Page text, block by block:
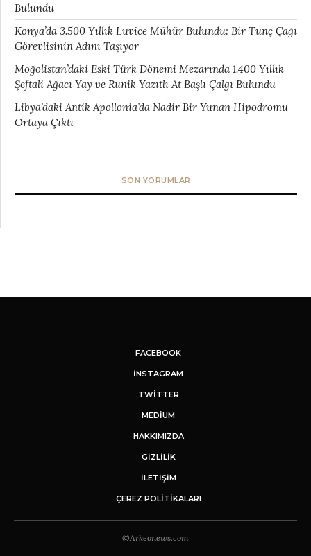
Bulundu
Konya’da 3.500 Yıllık Luvice Mühür Bulundu: Bir Tunç Çağı
Görevlisinin Adını Taşıyor
Moğolistan’daki Eski Türk Dönemi Mezarında 1.400 Yıllık
Şeftali Ağacı Yay ve Runik Yazıtlı At Başlı Çalgı Bulundu
Libya’daki Antik Apollonia’da Nadir Bir Yunan Hipodromu
Ortaya Çıktı
SON YORUMLAR
FACEBOOK
INSTAGRAM
TWITTER
MEDIUM
HAKKIMIZDA
GİZLİLİK
İLETIŞIM
ÇEREZ POLITIKALARI
©Arkeonews.com